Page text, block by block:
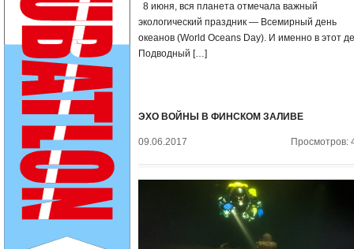
8 июня, вся планета отмечала важный
экологический праздник — Всемирный день
океанов (World Oceans Day). И именно в этот
Подводный […]
ЭХО ВОЙНЫ В ФИНСКОМ ЗАЛИВЕ
09.06.2017 Просмотров: